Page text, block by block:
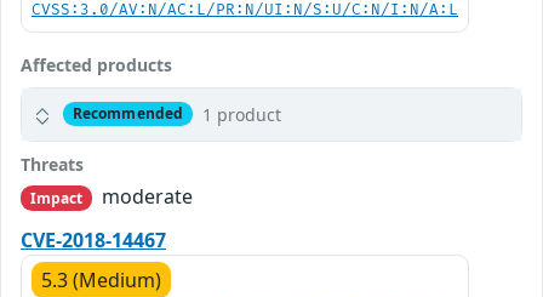
CVSS:3.0/AV:N/AC:L/PR:N/UI:N/S:U/C:N/I:N/A:L
Affected products
Recommended 1 product
Threats
Impact
moderate
CVE-2018-14467
5.3 (Medium)